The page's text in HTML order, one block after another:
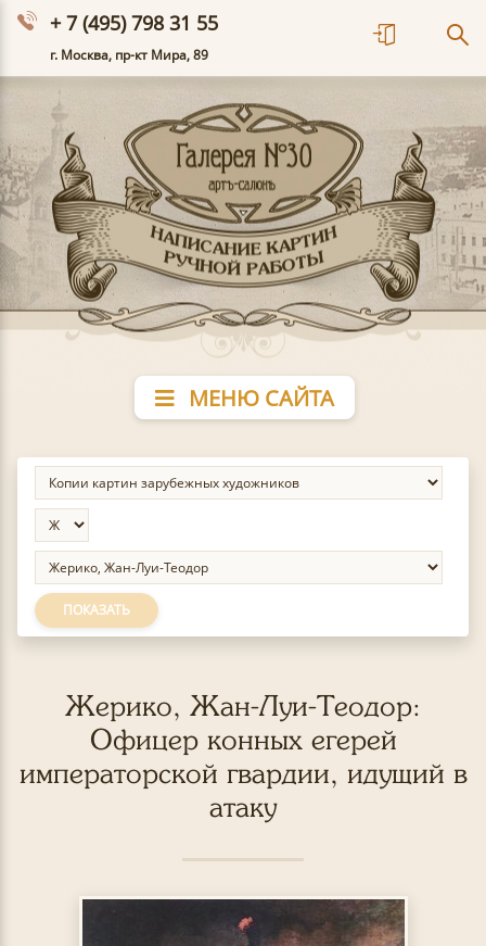
+ 7 (495) 798 31 55
г. Москва, пр-кт Мира, 89
МЕНЮ САЙТА
ПОКАЗАТЬ
Жерико, Жан-Луи-Теодор:
Офицер конных егерей
императорской гвардии, идущий в
атаку